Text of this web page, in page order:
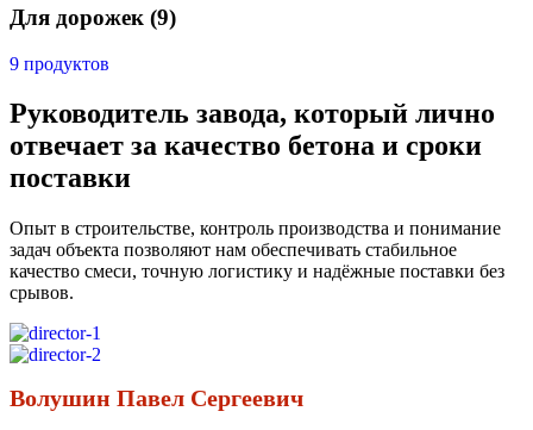
Для дорожек (9)
9 продуктов
Руководитель завода, который лично
отвечает за качество бетона и сроки
поставки
Опыт в строительстве, контроль производства и понимание
задач объекта позволяют нам обеспечивать стабильное
качество смеси, точную логистику и надёжные поставки без
срывов.
Волушин Павел Сергеевич